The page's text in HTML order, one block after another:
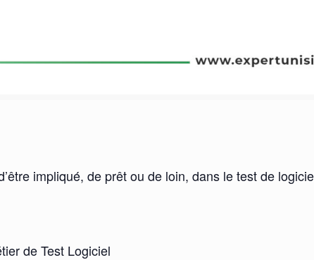
impliqué, de prêt ou de loin, dans le test de
de Test Logiciel